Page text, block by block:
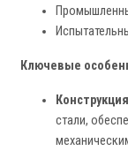
Ключевые
стали,